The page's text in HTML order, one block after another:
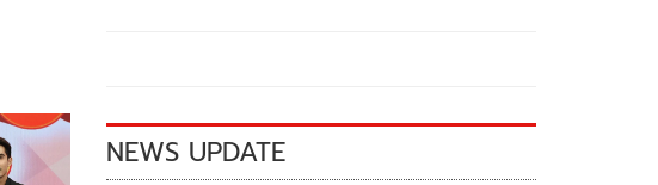
NEWS UPDATE